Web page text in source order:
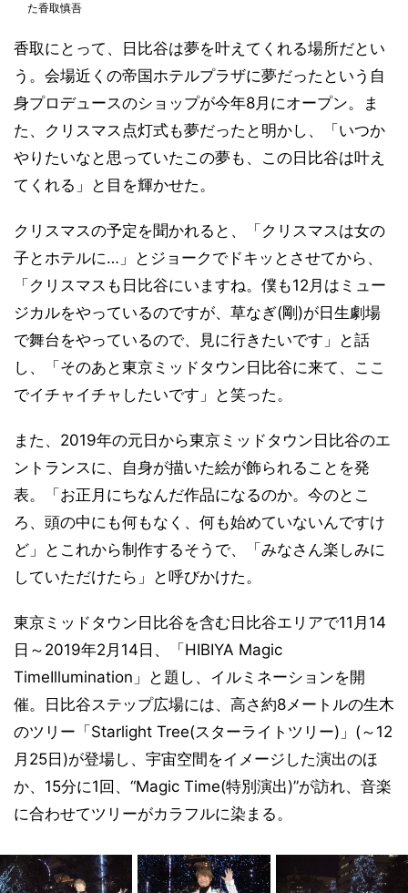
た香取慎吾
香取にとって、日比谷は夢を叶えてくれる場所だとい
う。会場近くの帝国ホテルプラザに夢だったという自
身プロデュースのショップが今年8月にオープン。ま
た、クリスマス点灯式も夢だったと明かし、「いつか
やりたいなと思っていたこの夢も、この日比谷は叶え
てくれる」と目を輝かせた。
クリスマスの予定を聞かれると、「クリスマスは女の
子とホテルに…」とジョークでドキッとさせてから、
「クリスマスも日比谷にいますね。僕も12月はミュー
ジカルをやっているのですが、草なぎ(剛)が日生劇場
で舞台をやっているので、見に行きたいです」と話
し、「そのあと東京ミッドタウン日比谷に来て、ここ
でイチャイチャしたいです」と笑った。
また、2019年の元日から東京ミッドタウン日比谷のエ
ントランスに、自身が描いた絵が飾られることを発
表。「お正月にちなんだ作品になるのか。今のとこ
ろ、頭の中にも何もなく、何も始めていないんですけ
ど」とこれから制作するそうで、「みなさん楽しみに
していただけたら」と呼びかけた。
東京ミッドタウン日比谷を含む日比谷エリアで11月14
日～2019年2月14日、「HIBIYA Magic
TimeIllumination」と題し、イルミネーションを開
催。日比谷ステップ広場には、高さ約8メートルの生木
のツリー「Starlight Tree(スターライトツリー)」(～12
月25日)が登場し、宇宙空間をイメージした演出のほ
か、15分に1回、“Magic Time(特別演出)”が訪れ、音楽
に合わせてツリーがカラフルに染まる。